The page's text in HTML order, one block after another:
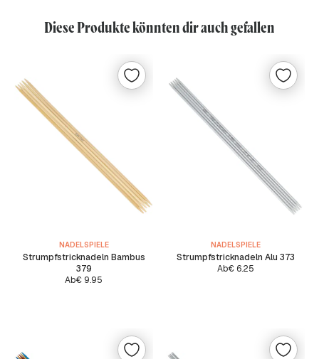
Diese Produkte könnten dir auch gefallen
NADELSPIELE
Strumpfstricknadeln Bambus
379
Ab€ 9.95
NADELSPIELE
Strumpfstricknadeln Alu 373
Ab€6.25